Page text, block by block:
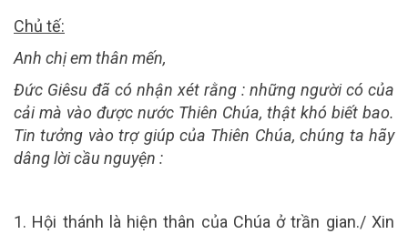
Chủ tế:
Anh chị em thân mến,
Đức Giêsu đã có nhận xét rằng : những người có của
cải mà vào được nước Thiên Chúa, thật khó biết bao.
Tin tưởng vào trợ giúp của Thiên Chúa, chúng ta hãy
dâng lời cầu nguyện :
1. Hội thánh là hiện thân của Chúa ở trần gian./ Xin